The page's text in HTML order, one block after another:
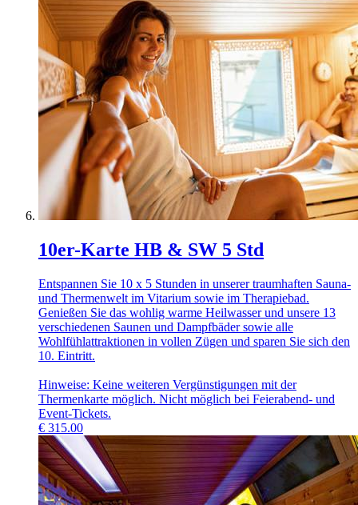
10er-Karte HB & SW 5 Std
Entspannen Sie 10 x 5 Stunden in unserer traumhaften Sauna-
und Thermenwelt im Vitarium sowie im Therapiebad.
Genießen Sie das wohlig warme Heilwasser und unsere 13
verschiedenen Saunen und Dampfbäder sowie alle
Wohlfühlattraktionen in vollen Zügen und sparen Sie sich den
10. Eintritt.
Hinweise: Keine weiteren Vergünstigungen mit der
Thermenkarte möglich. Nicht möglich bei Feierabend- und
Event-Tickets.
€ 315.00